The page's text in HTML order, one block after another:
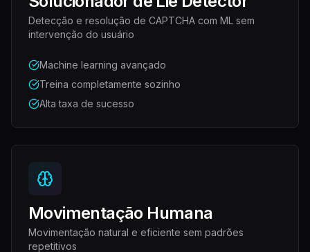
Detecção e resolução de CAPTCHA com ML sem
intervenção do usuário
Machine learning avançado
Treina completamente sozinho
Alta taxa de sucesso
Movimentação Humana
Movimentação natural e eficiente sem padrões
repetitivos